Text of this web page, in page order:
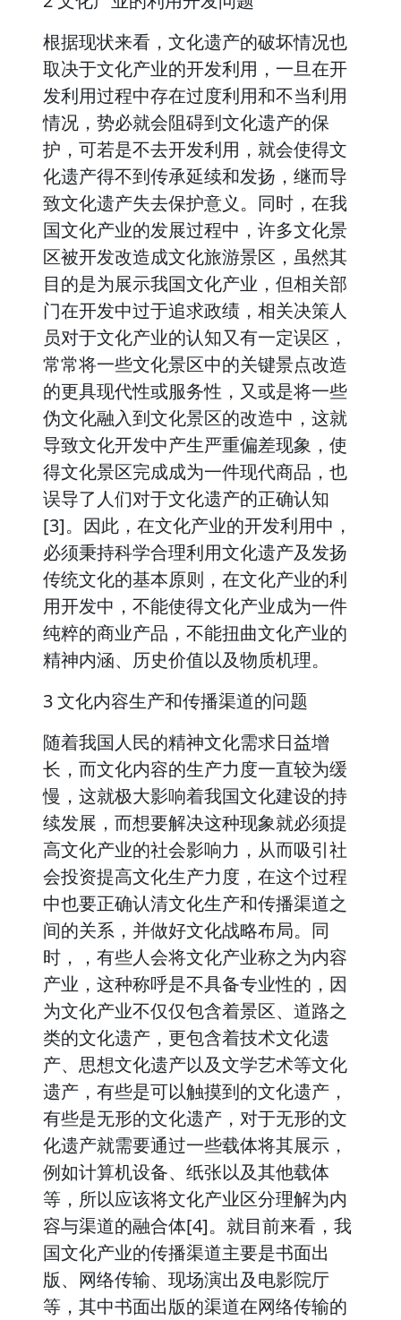
根据现状来看，文化遗产的破坏情况也
取决于文化产业的开发利用，一旦在开
发利用过程中存在过度利用和不当利用
情况，势必就会阻碍到文化遗产的保
护，可若是不去开发利用，就会使得文
化遗产得不到传承延续和发扬，继而导
致文化遗产失去保护意义。同时，在我
国文化产业的发展过程中，许多文化景
区被开发改造成文化旅游景区，虽然其
目的是为展示我国文化产业，但相关部
门在开发中过于追求政绩，相关决策人
员对于文化产业的认知又有一定误区，
常常将一些文化景区中的关键景点改造
的更具现代性或服务性，又或是将一些
伪文化融入到文化景区的改造中，这就
导致文化开发中产生严重偏差现象，使
得文化景区完成成为一件现代商品，也
误导了人们对于文化遗产的正确认知
[3]。因此，在文化产业的开发利用中，
必须秉持科学合理利用文化遗产及发扬
传统文化的基本原则，在文化产业的利
用开发中，不能使得文化产业成为一件
纯粹的商业产品，不能扭曲文化产业的
精神内涵、历史价值以及物质机理。
3 文化内容生产和传播渠道的问题
随着我国人民的精神文化需求日益增
长，而文化内容的生产力度一直较为缓
慢，这就极大影响着我国文化建设的持
续发展，而想要解决这种现象就必须提
高文化产业的社会影响力，从而吸引社
会投资提高文化生产力度，在这个过程
中也要正确认清文化生产和传播渠道之
间的关系，并做好文化战略布局。同
时，，有些人会将文化产业称之为内容
产业，这种称呼是不具备专业性的，因
为文化产业不仅仅包含着景区、道路之
类的文化遗产，更包含着技术文化遗
产、思想文化遗产以及文学艺术等文化
遗产，有些是可以触摸到的文化遗产，
有些是无形的文化遗产，对于无形的文
化遗产就需要通过一些载体将其展示，
例如计算机设备、纸张以及其他载体
等，所以应该将文化产业区分理解为内
容与渠道的融合体[4]。就目前来看，我
国文化产业的传播渠道主要是书面出
版、网络传输、现场演出及电影院厅
等，其中书面出版的渠道在网络传输的